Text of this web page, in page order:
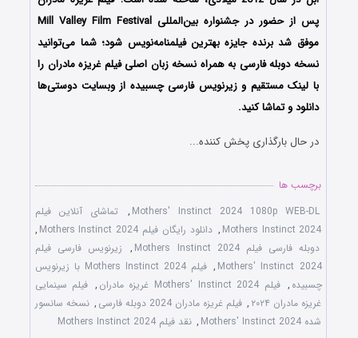
پس از حضور در جشنواره بین‌المللی Mill Valley Film Festival
موفق شد برنده جایزه بهترین فیلمنامه‌نویس شود؛ شما می‌توانید
نسخه دوبله فارسی به همراه نسخه زبان اصلی فیلم غریزه مادران را
با ‌لینک مستقیم و زیرنویس فارسی چسبیده از وبسایت دوستی‌ها
دانلود و تماشا کنید.
در حال بارگذاری پخش کننده...
برچسب ها
Mothers' Instinct 2024 1080p WEB-DL
,
تماشای آنلاین فیلم
Mothers Instinct 2024
, دانلود رایگان فیلم Mothers Instinct 2024
,
دوبله فارسی فیلم Mothers Instinct 2024
, زیرنویس فارسی فیلم
Mothers' Instinct 2024
,
فیلم Mothers Instinct 2024 با زیرنویس
چسبیده , فیلم Mothers' Instinct 2024 غریزه مادران , فیلم سینمایی
غریزه مادران ۲۰۲۴
, فیلم غریزه مادران 2024 دوبله فارسی , نسخه سانسور
شده Mothers' Instinct 2024
, نقد فیلم Mothers Instinct 2024